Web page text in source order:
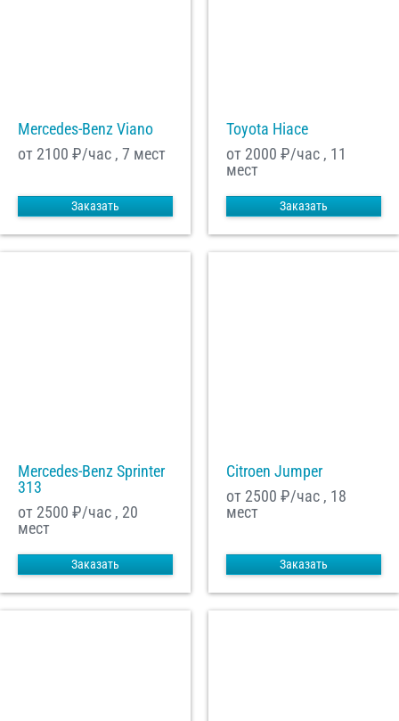
Mercedes-Benz Viano
от 2100 ₽/час , 7 мест
Заказать
Toyota Hiace
от 2000 ₽/час , 11
мест
Заказать
Mercedes-Benz Sprinter
313
от 2500 ₽/час , 20
мест
Заказать
Citroen Jumper
от 2500 ₽/час , 18
мест
Заказать